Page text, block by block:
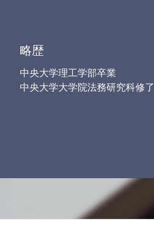
任意整理 返済期間
略歴
中央大学理工学部卒業
中央大学大学院法務研究科修了